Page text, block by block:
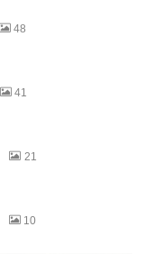
48
41
21
10